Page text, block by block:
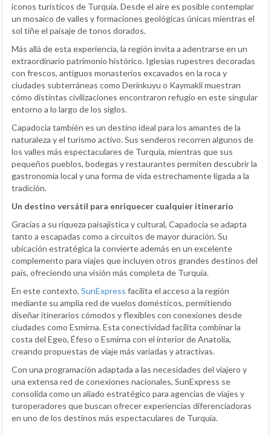
iconos turísticos de Turquía. Desde el aire es posible contemplar
un mosaico de valles y formaciones geológicas únicas mientras el
sol tiñe el paisaje de tonos dorados.
Más allá de esta experiencia, la región invita a adentrarse en un
extraordinario patrimonio histórico. Iglesias rupestres decoradas
con frescos, antiguos monasterios excavados en la roca y
ciudades subterráneas como Derinkuyu o Kaymakli muestran
cómo distintas civilizaciones encontraron refugio en este singular
entorno a lo largo de los siglos.
Capadocia también es un destino ideal para los amantes de la
naturaleza y el turismo activo. Sus senderos recorren algunos de
los valles más espectaculares de Turquía, mientras que sus
pequeños pueblos, bodegas y restaurantes permiten descubrir la
gastronomía local y una forma de vida estrechamente ligada a la
tradición.
Un destino versátil para enriquecer cualquier itinerario
Gracias a su riqueza paisajística y cultural, Capadocia se adapta
tanto a escapadas como a circuitos de mayor duración. Su
ubicación estratégica la convierte además en un excelente
complemento para viajes que incluyen otros grandes destinos del
país, ofreciendo una visión más completa de Turquía.
En este contexto, SunExpress facilita el acceso a la región
mediante su amplia red de vuelos domésticos, permitiendo
diseñar itinerarios cómodos y flexibles con conexiones desde
ciudades como Esmirna. Esta conectividad facilita combinar la
costa del Egeo, Éfeso o Esmirna con el interior de Anatolia,
creando propuestas de viaje más variadas y atractivas.
Con una programación adaptada a las necesidades del viajero y
una extensa red de conexiones nacionales, SunExpress se
consolida como un aliado estratégico para agencias de viajes y
turoperadores que buscan ofrecer experiencias diferenciadoras
en uno de los destinos más espectaculares de Turquía.